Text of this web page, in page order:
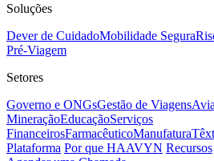
Soluções
Dever de CuidadoMobilidade Segura
Pré-Viagem
Setores
Governo e ONGsGestão de Viagens
MineraçãoEducaçãoServiços
FinanceirosFarmacêuticoManufatura
Plataforma Por que HAAVYN Recursos